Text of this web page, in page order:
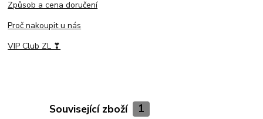
Způsob a cena doručení
Proč nakoupit u nás
VIP Club ZL ❣
Související zboží 1